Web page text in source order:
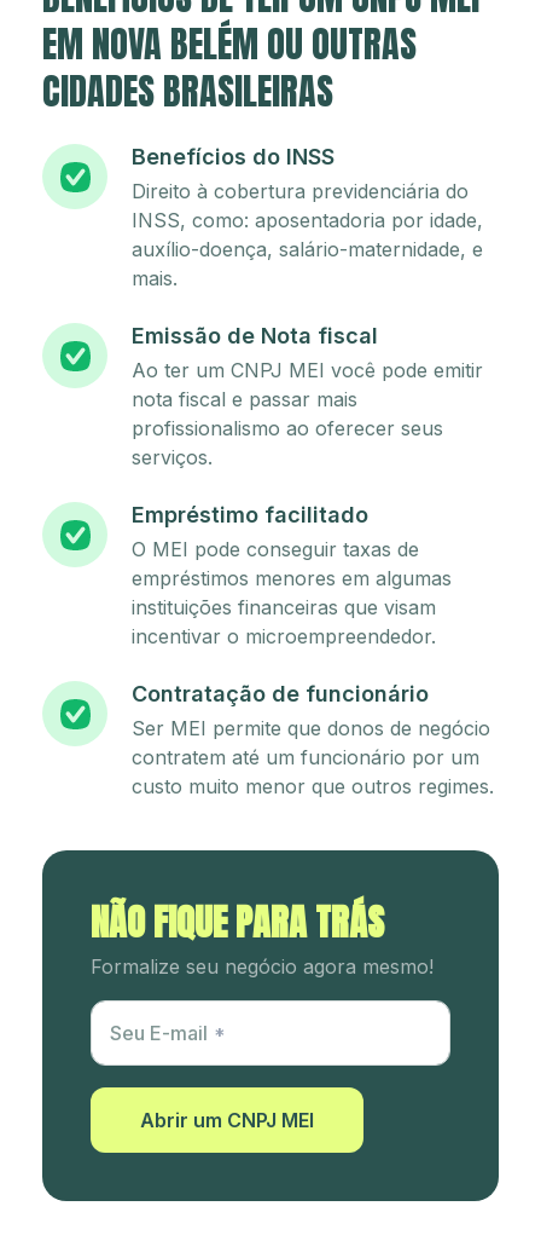
EM NOVA BELÉM OU OUTRAS
CIDADES BRASILEIRAS
Benefícios do INSS
Direito à cobertura previdenciária do
INSS, como: aposentadoria por idade,
auxílio-doença, salário-maternidade, e
mais.
Emissão de Nota fiscal
Ao ter um CNPJ MEI você pode emitir
nota fiscal e passar mais
profissionalismo ao oferecer seus
serviços.
Empréstimo facilitado
O MEI pode conseguir taxas de
empréstimos menores em algumas
instituições financeiras que visam
incentivar o microempreendedor.
Contratação de funcionário
Ser MEI permite que donos de negócio
contratem até um funcionário por um
custo muito menor que outros regimes.
NÃO FIQUE PARA TRÁS
Formalize seu negócio agora mesmo!
Utm Content
Seu E-mail
Abrir um CNPJ MEI